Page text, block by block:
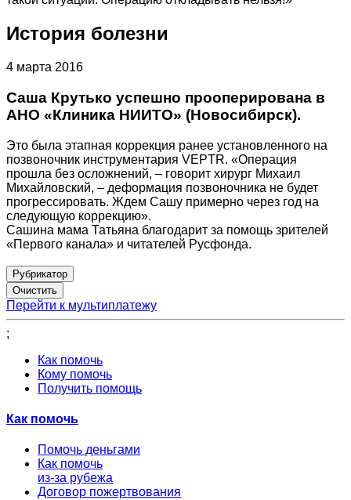
История болезни
4 марта 2016
Саша Крутько успешно прооперирована в
АНО «Клиника НИИТО» (Новосибирск).
Это была этапная коррекция ранее установленного на
позвоночник инструментария VEPTR. «Операция
прошла без осложнений, – говорит хирург Михаил
Михайловский, – деформация позвоночника не будет
прогрессировать. Ждем Сашу примерно через год на
следующую коррекцию».
Сашина мама Татьяна благодарит за помощь зрителей
«Первого канала» и читателей Русфонда.
Рубрикатор
Перейти к мультиплатежу
;
Как помочь
Кому помочь
Получить помощь
Как помочь
Помочь деньгами
Как помочь
из-за рубежа
Договор пожертвования